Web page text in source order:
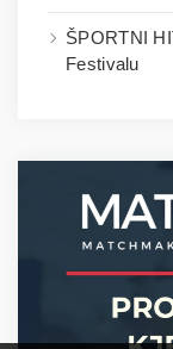
ŠPORTNI
Festivalu